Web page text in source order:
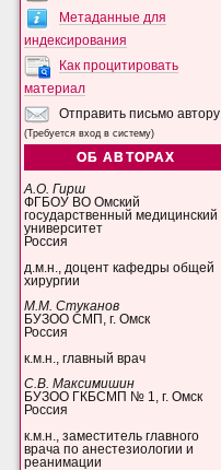
Метаданные для
индексирования
Как процитировать
материал
Отправить письмо автору
(Требуется вход в систему)
ОБ АВТОРАХ
А.О. Гирш
ФГБОУ ВО Омский
государственный медицинский
университет
Россия
д.м.н., доцент кафедры общей
хирургии
М.М. Стуканов
БУЗОО СМП, г. Омск
Россия
к.м.н., главный врач
С.В. Максимишин
БУЗОО ГКБСМП № 1, г. Омск
Россия
к.м.н., заместитель главного
врача по анестезиологии и
реанимации